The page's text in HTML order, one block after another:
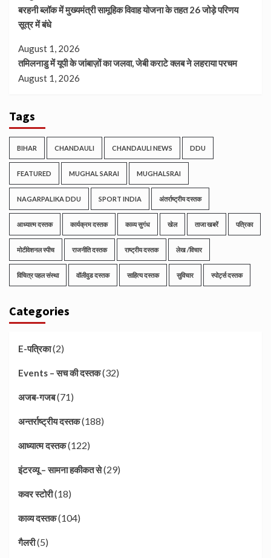
बरहनी ब्लॉक में मुख्यमंत्री सामूहिक विवाह योजना के तहत 26 जोड़े परिणय
सूत्र में बंधे
August 1, 2026
तमिलनाडु में यूपी के जांबाज़ों का जलवा, जेबी कराटे क्लब ने लहराया परचम
August 1, 2026
Tags
BIHAR CHANDAULI CHANDAULI NEWS DDU
FEATURED MUGHAL SARAI MUGHALSRAI
NAGARPALIKA DDU SPORT INDIA अंतर्राष्ट्रीय दस्तक
आध्यात्म दस्तक कार्यक्रम दस्तक काव्य सुगंध खेल ताजा खबरें पत्रिका
मोटीवेशनल स्पीच राजनीति दस्तक राष्ट्रीय दस्तक लेख /विचार
विचित्र पहल संस्था वॉलीवुड दस्तक साहित्य दस्तक सुविचार स्पोर्ट्स दस्तक
Categories
E-पत्रिका(2)
Events – सच की दस्तक(32)
अजब-गजब(71)
अन्तर्राष्ट्रीय दस्तक(188)
आध्यात्म दस्तक(122)
इंटरव्यू – सामना हकीकत से(29)
कवर स्टोरी(18)
काव्य दस्तक(104)
गैलरी(5)